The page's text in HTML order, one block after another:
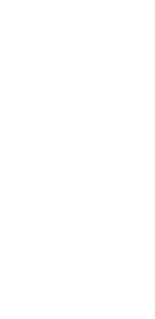
Ο δρόμος για τον 29ο
U21: Τεράστια πρόκριση
Γ΄ανδρών play offs :